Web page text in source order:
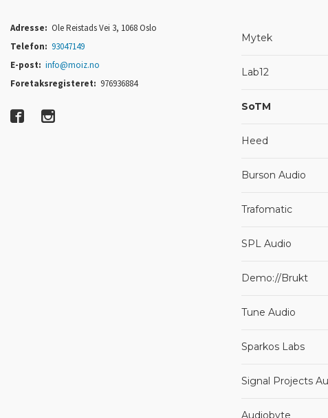
Adresse: Ole Reistads Vei 3, 1068 Oslo
Telefon: 93047149
E-post: info@moiz.no
Foretaksregisteret: 976936884
Mytek
Lab12
SoTM
Heed
Burson Audio
Trafomatic
SPL Audio
Demo://Brukt
Tune Audio
Sparkos Labs
Signal Projects
Audiobyte